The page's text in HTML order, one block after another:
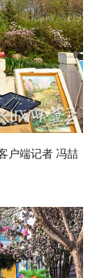
户端记者 冯喆